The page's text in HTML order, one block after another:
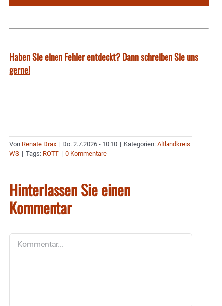
Haben Sie einen Fehler entdeckt? Dann schreiben Sie uns
gerne!
Von Renate Drax | Do. 2.7.2026 - 10:10 | Kategorien: Altlandkreis
WS | Tags: ROTT | 0 Kommentare
Hinterlassen Sie einen
Kommentar